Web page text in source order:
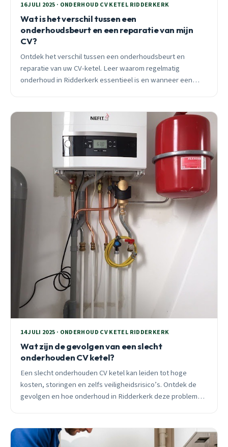
16 JULI 2025 · ONDERHOUD CV KETEL RIDDERKERK
Wat is het verschil tussen een
onderhoudsbeurt en een reparatie van mijn
CV?
Ontdek het verschil tussen een onderhoudsbeurt en
reparatie van uw CV-ketel. Leer waarom regelmatig
onderhoud in Ridderkerk essentieel is en wanneer een
14 JULI 2025 · ONDERHOUD CV KETEL RIDDERKERK
Wat zijn de gevolgen van een slecht
onderhouden CV ketel?
Een slecht onderhouden CV ketel kan leiden tot hoge
kosten, storingen en zelfs veiligheidsrisico’s. Ontdek de
gevolgen en hoe onderhoud in Ridderkerk deze problemen